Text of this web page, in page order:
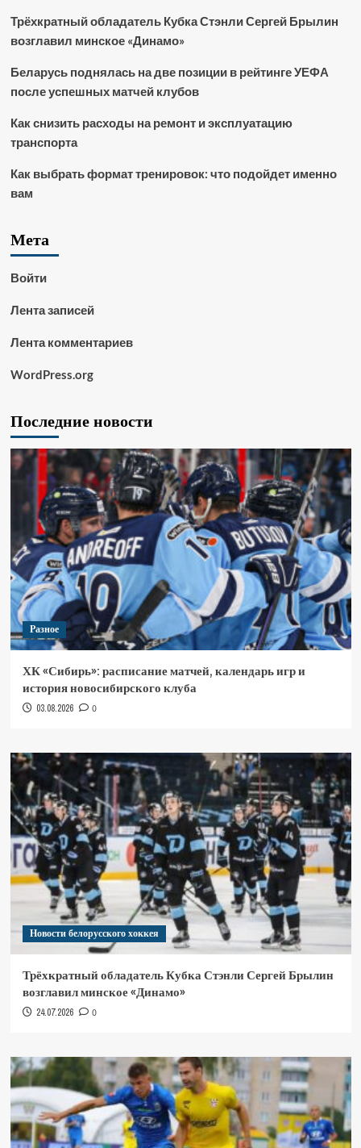
Трёхкратный обладатель Кубка Стэнли Сергей Брылин
возглавил минское «Динамо»
Беларусь поднялась на две позиции в рейтинге УЕФА
после успешных матчей клубов
Как снизить расходы на ремонт и эксплуатацию
транспорта
Как выбрать формат тренировок: что подойдет именно
вам
Мета
Войти
Лента записей
Лента комментариев
WordPress.org
Последние новости
Разное
ХК «Сибирь»: расписание матчей, календарь игр и
история новосибирского клуба
03.08.2026 0
Новости белорусского хоккея
Трёхкратный обладатель Кубка Стэнли Сергей Брылин
возглавил минское «Динамо»
24.07.2026 0